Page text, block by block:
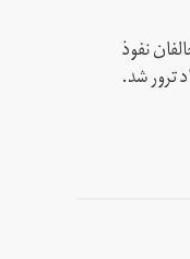
نفوذ
ترور شد.